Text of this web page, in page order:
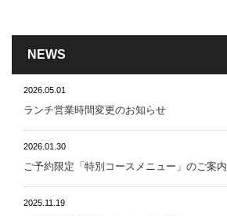
NEWS
2026.05.01
ランチ営業時間変更のお知らせ
2026.01.30
ご予約限定「特別コースメニュー」のご案内
2025.11.19